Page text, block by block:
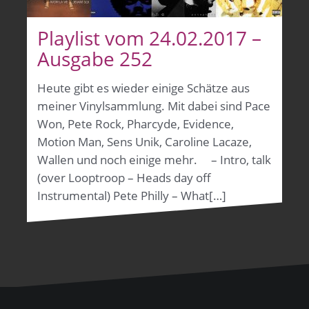
Playlist vom 24.02.2017 –
Ausgabe 252
Heute gibt es wieder einige Schätze aus
meiner Vinylsammlung. Mit dabei sind Pace
Won, Pete Rock, Pharcyde, Evidence,
Motion Man, Sens Unik, Caroline Lacaze,
Wallen und noch einige mehr. – Intro, talk
(over Looptroop – Heads day off
Instrumental) Pete Philly – What[…]